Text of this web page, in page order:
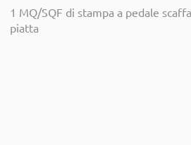
1 MQ/SQF di stampa a pedale
piatta